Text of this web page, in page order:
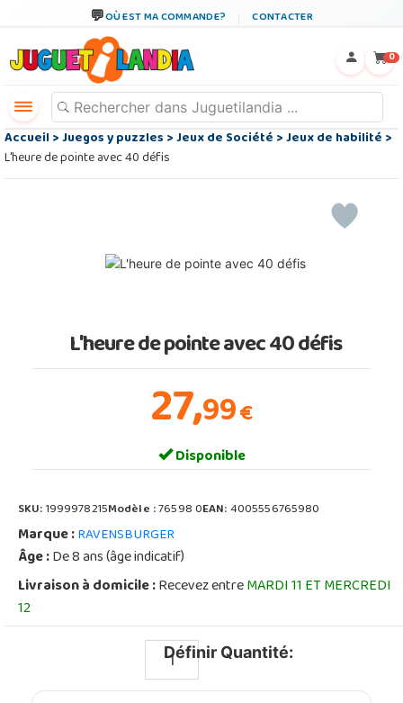
OÙ EST MA COMMANDE? CONTACTER
0
Accueil>Juegos y puzzles>Jeux de Société>Jeux de habilité>
L'heure de pointe avec 40 défis
L'heure de pointe avec 40 défis
27,99€
Disponible
SKU:1999978215Modèle :76598 0EAN:4005556765980
Marque :RAVENSBURGER
Âge :De 8 ans (âge indicatif)
Livraison à domicile :Recevez entreMARDI 11 ET MERCREDI
12
Définir Quantité: